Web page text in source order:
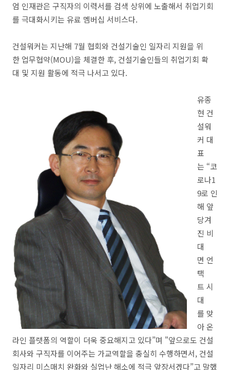
엄 인재관은 구직자의 이력서를 검색 상위에 노출해서 취업기회
를 극대화시키는 유료 멤버십 서비스다.
건설워커는 지난해 7월 협회와 건설기술인 일자리 지원을 위
한 업무협약(MOU)을 체결한 후, 건설기술인들의 취업기회 확
대 및 지원 활동에 적극 나서고 있다.
유종
현 건
설워
커 대
표
는 “코
로나1
9로 인
해 앞
당겨
진 비
대
면 언
택
트 시
대
를 맞
아 온
라인 플랫폼의 역할이 더욱 중요해지고 있다”며 "앞으로도 건설
회사와 구직자를 이어주는 가교역할을 충실히 수행하면서, 건설
일자리 미스매치 완화와 실업난 해소에 적극 앞장서겠다”고 말했